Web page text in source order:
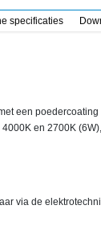
specificaties
een poedercoating
en 2700K
via de